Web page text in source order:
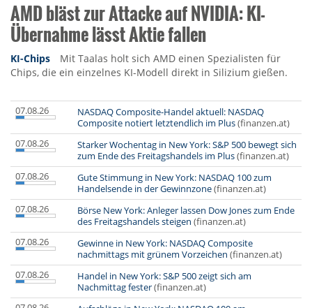
AMD bläst zur Attacke auf NVIDIA: KI-
Übernahme lässt Aktie fallen
KI-Chips
Mit Taalas holt sich AMD einen Spezialisten für
Chips, die ein einzelnes KI-Modell direkt in Silizium gießen.
07.08.26
NASDAQ Composite-Handel aktuell: NASDAQ
Composite notiert letztendlich im Plus(finanzen.at)
07.08.26
Starker Wochentag in New York: S&P 500 bewegt sich
zum Ende des Freitagshandels im Plus(finanzen.at)
07.08.26
Gute Stimmung in New York: NASDAQ 100 zum
Handelsende in der Gewinnzone(finanzen.at)
07.08.26
Börse New York: Anleger lassen Dow Jones zum Ende
des Freitagshandels steigen (finanzen.at)
07.08.26
Gewinne in New York: NASDAQ Composite
nachmittags mit grünem Vorzeichen (finanzen.at)
07.08.26
Handel in New York: S&P 500 zeigt sich am
Nachmittag fester(finanzen.at)